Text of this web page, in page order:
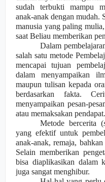
sudah terbukti mampu
anak-anak dengan mudah.
manusia yang paling
saat Beliau memberikan
Dalam
salah satu metode
mencapai tujuan
dalam menyampaikan
maupun tulisan kepada
berdasarkan fakta.
menyampaikan pesan-
atau memaksakan pendapat.
Metode bercerita (
yang efektif untuk
anak-anak, remaja,
Selain memberikan
bisa diaplikasikan dalam
juga sangat menghibur.